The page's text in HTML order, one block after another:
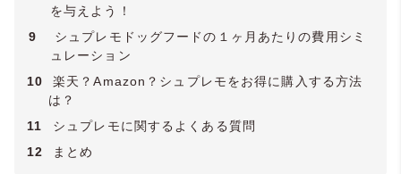
を与えよう！
9
シュプレモドッグフードの１ヶ月あたりの費用シミ
ュレーション
10
楽天？Amazon？シュプレモをお得に購入する方法
は？
11
シュプレモに関するよくある質問
12
まとめ